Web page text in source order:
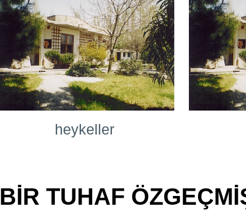
heykeller
BİR TUHAF